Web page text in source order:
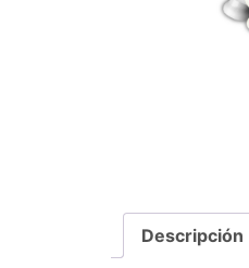
Descripción